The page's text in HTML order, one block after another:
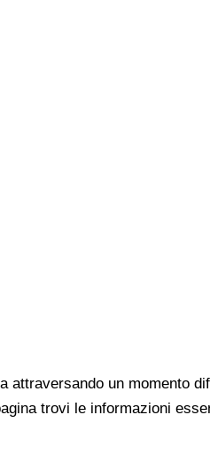
attraversando un momento
trovi le informazioni